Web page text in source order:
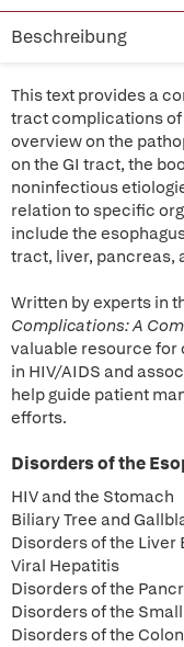
Beschreibung
This text provides a
tract complications of
overview on the
on the GI tract, the
noninfectious
relation to specific
include the
tract, liver, pancreas,
Written by experts in
Complications: A
valuable resource
in HIV/AIDS and
help guide patient
efforts.
Disorders of the
HIV and the Stomach
Biliary Tree and
Disorders of the Liver
Viral Hepatitis
Disorders of the
Disorders of the
Disorders of the